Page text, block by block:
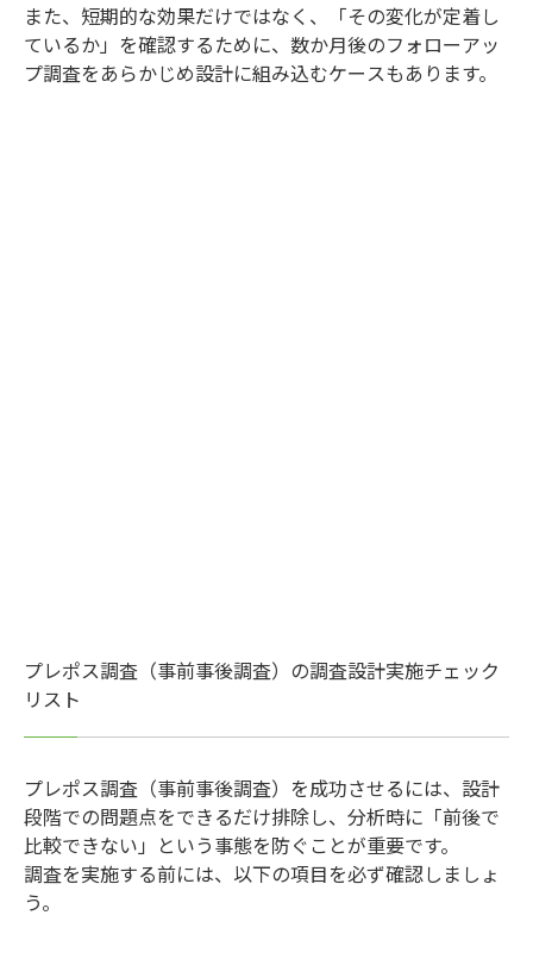
また、短期的な効果だけではなく、「その変化が定着し
ているか」を確認するために、数か月後のフォローアッ
プ調査をあらかじめ設計に組み込むケースもあります。
プレポス調査（事前事後調査）の調査設計実施チェック
リスト
プレポス調査（事前事後調査）を成功させるには、設計
段階での問題点をできるだけ排除し、分析時に「前後で
比較できない」という事態を防ぐことが重要です。
調査を実施する前には、以下の項目を必ず確認しましょ
う。